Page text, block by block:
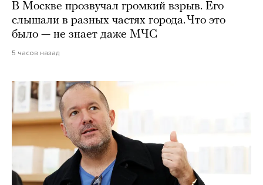
В Москве прозвучал громкий взрыв. Его
слышали в разных частях города. Что это
было — не знает даже МЧС
5 часов назад